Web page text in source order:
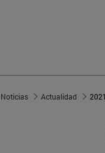
Noticias Actualidad